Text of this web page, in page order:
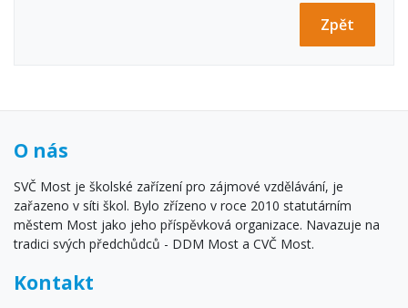
Zpět
O nás
SVČ Most je školské zařízení pro zájmové vzdělávání, je
zařazeno v síti škol. Bylo zřízeno v roce 2010 statutárním
městem Most jako jeho příspěvková organizace. Navazuje na
tradici svých předchůdců - DDM Most a CVČ Most.
Kontakt